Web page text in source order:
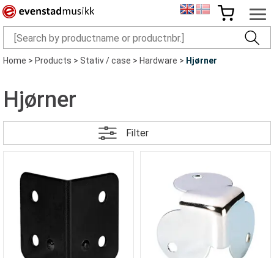
Home>Products>Stativ / case>Hardware> Hjørner
Hjørner
Filter